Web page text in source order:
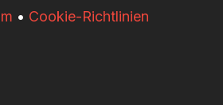
• Cookie-Richtlinien